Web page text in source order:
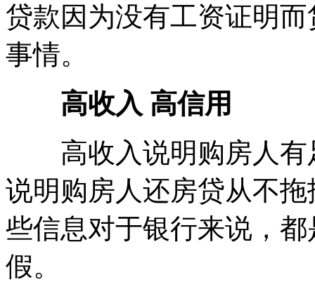
贷款因为没有工资证明
事情。
高收入 高信用
高收入说明购房人有
说明购房人还房贷从不
些信息对于银行来说，
假。